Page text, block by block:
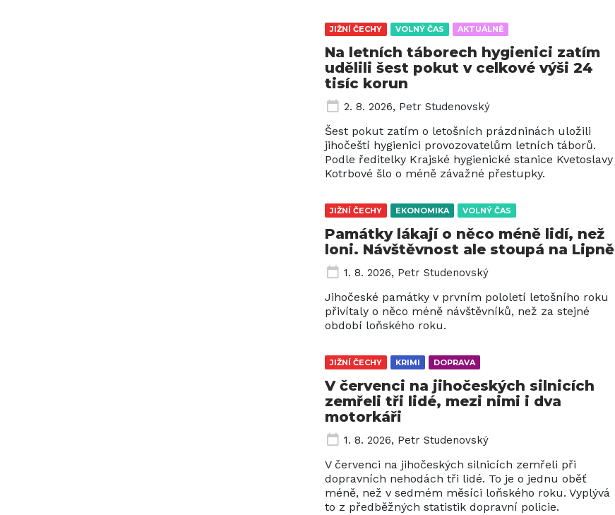
JIŽNÍ ČECHY VOLNÝ ČAS AKTUÁLNĚ
Na letních táborech hygienici zatím
udělili šest pokut v celkové výši 24
tisíc korun
2. 8. 2026, Petr Studenovský
Šest pokut zatím o letošních prázdninách uložili
jihočeští hygienici provozovatelům letních táborů.
Podle ředitelky Krajské hygienické stanice Kvetoslavy
Kotrbové šlo o méně závažné přestupky.
JIŽNÍ ČECHY EKONOMIKA VOLNÝ ČAS
Památky lákají o něco méně lidí, než
loni. Návštěvnost ale stoupá na Lipně
1. 8. 2026, Petr Studenovský
Jihočeské památky v prvním pololetí letošního roku
přivítaly o něco méně návštěvníků, než za stejné
období loňského roku.
JIŽNÍ ČECHY KRIMI DOPRAVA
V červenci na jihočeských silnicích
zemřeli tři lidé, mezi nimi i dva
motorkáři
1. 8. 2026, Petr Studenovský
V červenci na jihočeských silnicích zemřeli při
dopravních nehodách tři lidé. To je o jednu oběť
méně, než v sedmém měsíci loňského roku. Vyplývá
to z předběžných statistik dopravní policie.